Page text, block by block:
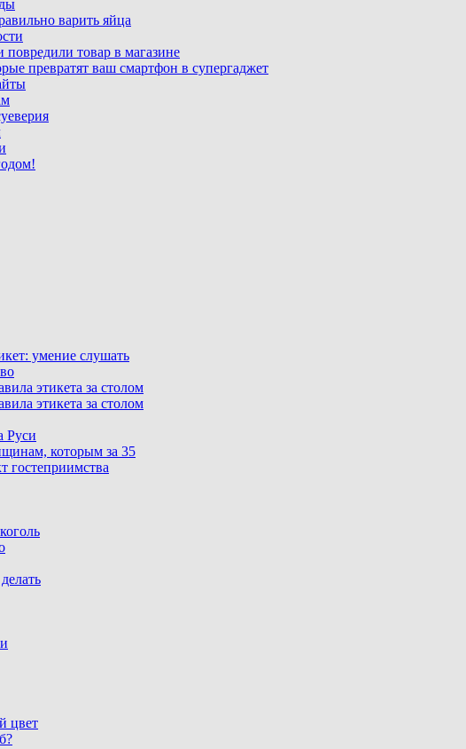
варить яйца
повредили товар в магазине
превратят ваш смартфон в супергаджет
умение слушать
этикета за столом
этикета за столом
Руси
которым за 35
гостеприимства
цвет